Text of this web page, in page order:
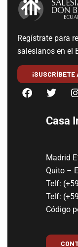
Regístrate para
salesianos en el
¡SUSCRÍBETE
Casa
Madrid
Quito –
Telf:
Telf:
Código